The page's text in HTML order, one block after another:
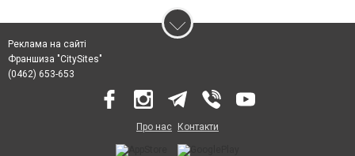
Реклама на сайті
Франшиза "CitySites"
(0462) 653-653
Про нас Контакти